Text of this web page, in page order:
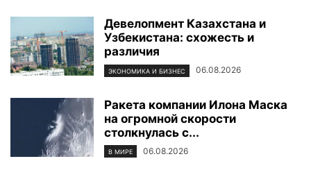
Девелопмент Казахстана и
Узбекистана: схожесть и
различия
ЭКОНОМИКА И БИЗНЕС 06.08.2026
Ракета компании Илона Маска
на огромной скорости
столкнулась с...
В МИРЕ 06.08.2026